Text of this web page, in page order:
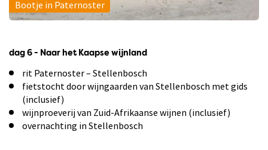
Bootje in Paternoster
dag 6 - Naar het Kaapse wijnland
rit Paternoster – Stellenbosch
fietstocht door wijngaarden van Stellenbosch met gids
(inclusief)
wijnproeverij van Zuid-Afrikaanse wijnen (inclusief)
overnachting in Stellenbosch